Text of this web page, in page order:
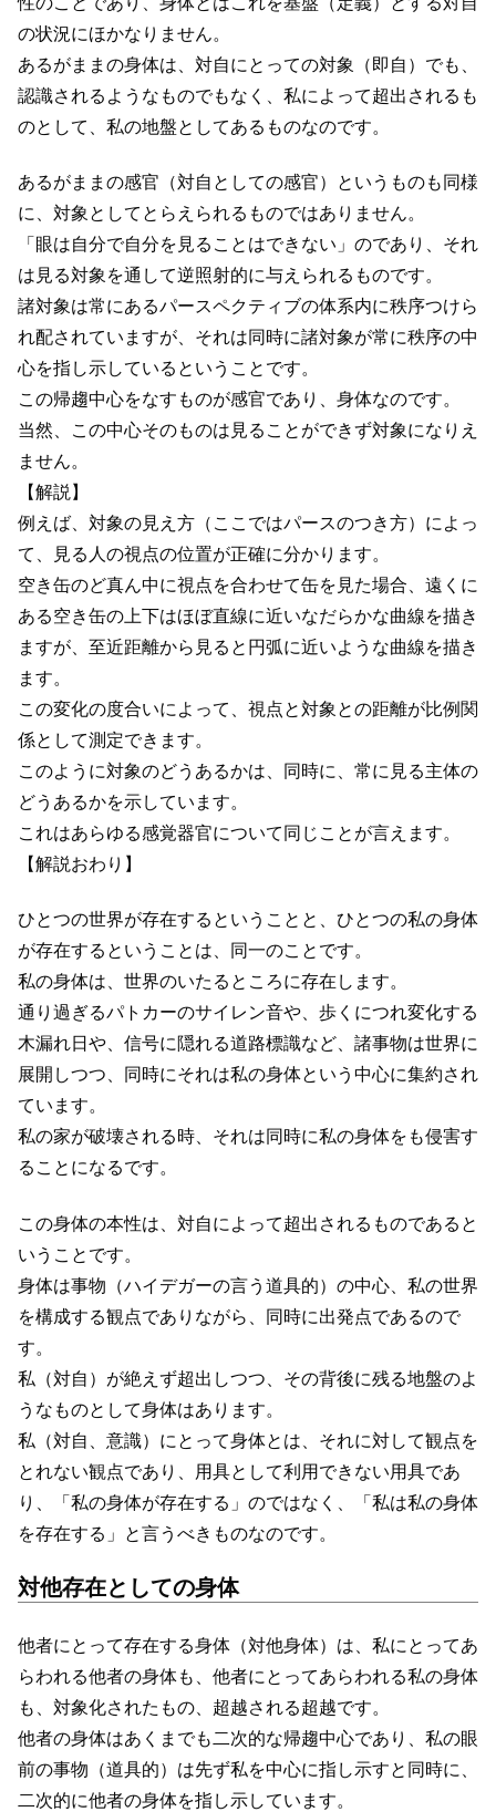
の状況にほかなりません。
あるがままの身体は、対自にとっての対象（即自）でも、
認識されるようなものでもなく、私によって超出されるも
のとして、私の地盤としてあるものなのです。
あるがままの感官（対自としての感官）というものも同様
に、対象としてとらえられるものではありません。
「眼は自分で自分を見ることはできない」のであり、それ
は見る対象を通して逆照射的に与えられるものです。
諸対象は常にあるパースペクティブの体系内に秩序つけら
れ配されていますが、それは同時に諸対象が常に秩序の中
心を指し示しているということです。
この帰趨中心をなすものが感官であり、身体なのです。
当然、この中心そのものは見ることができず対象になりえ
ません。
【解説】
例えば、対象の見え方（ここではパースのつき方）によっ
て、見る人の視点の位置が正確に分かります。
空き缶のど真ん中に視点を合わせて缶を見た場合、遠くに
ある空き缶の上下はほぼ直線に近いなだらかな曲線を描き
ますが、至近距離から見ると円弧に近いような曲線を描き
ます。
この変化の度合いによって、視点と対象との距離が比例関
係として測定できます。
このように対象のどうあるかは、同時に、常に見る主体の
どうあるかを示しています。
これはあらゆる感覚器官について同じことが言えます。
【解説おわり】
ひとつの世界が存在するということと、ひとつの私の身体
が存在するということは、同一のことです。
私の身体は、世界のいたるところに存在します。
通り過ぎるパトカーのサイレン音や、歩くにつれ変化する
木漏れ日や、信号に隠れる道路標識など、諸事物は世界に
展開しつつ、同時にそれは私の身体という中心に集約され
ています。
私の家が破壊される時、それは同時に私の身体をも侵害す
ることになるです。
この身体の本性は、対自によって超出されるものであると
いうことです。
身体は事物（ハイデガーの言う道具的）の中心、私の世界
を構成する観点でありながら、同時に出発点であるので
す。
私（対自）が絶えず超出しつつ、その背後に残る地盤のよ
うなものとして身体はあります。
私（対自、意識）にとって身体とは、それに対して観点を
とれない観点であり、用具として利用できない用具であ
り、「私の身体が存在する」のではなく、「私は私の身体
を存在する」と言うべきものなのです。
対他存在としての身体
他者にとって存在する身体（対他身体）は、私にとってあ
らわれる他者の身体も、他者にとってあらわれる私の身体
も、対象化されたもの、超越される超越です。
他者の身体はあくまでも二次的な帰趨中心であり、私の眼
前の事物（道具的）は先ず私を中心に指し示すと同時に、
二次的に他者の身体を指し示しています。